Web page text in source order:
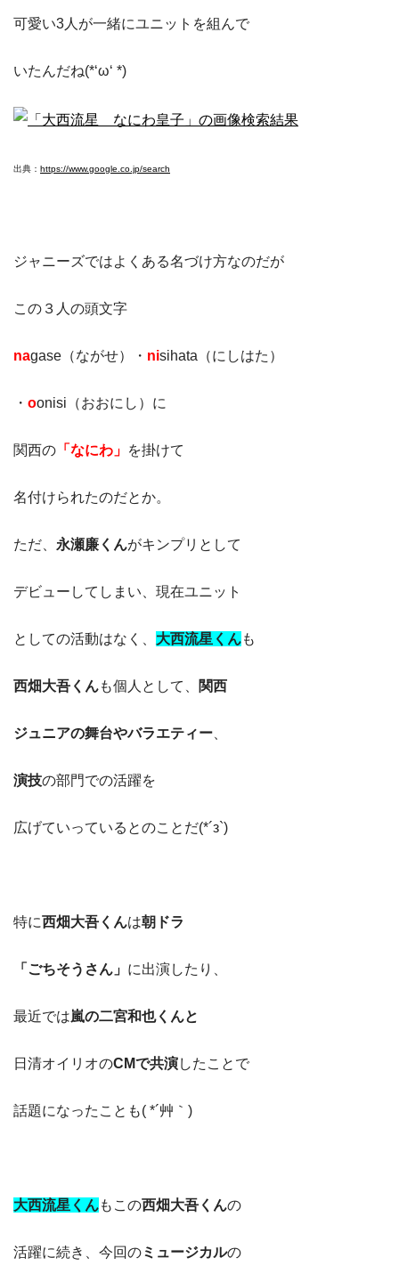
可愛い3人が一緒にユニットを組んで
いたんだね(*‘ω‘ *)
出典： https://www.google.co.jp/search
ジャニーズではよくある名づけ方なのだが
この３人の頭文字
nagase（ながせ）・ nisihata（にしはた）
・ oonisi（おおにし）に
関西の 「なにわ」 を掛けて
名付けられたのだとか。
ただ、 永瀬廉くんがキンプリとして
デビューしてしまい、現在ユニット
としての活動はなく、 大西流星くんも
西畑大吾くんも個人として、 関西
ジュニアの舞台やバラエティー
演技の部門での活躍を
広げていっているとのことだ(*´з`)
特に西畑大吾くんは朝ドラ
「ごちそうさん」 に出演したり、
最近では嵐の二宮和也くんと
日清オイリオのCMで共演したことで
話題になったことも( *´艸｀)
大西流星 く んもこの西畑大吾くんの
活躍に続き、今回のミュージカルの